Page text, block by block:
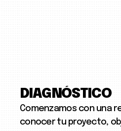
DIAGNÓSTICO
Comenzamos con una
conocer tu proyecto,